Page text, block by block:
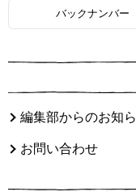
バックナンバー
編集部からのお知
お問い合わせ